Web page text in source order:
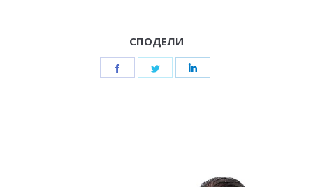
СПОДЕЛИ
Share
Share